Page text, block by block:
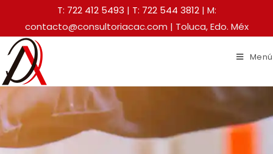
T: 722 412 5493 | T: 722 544 3812| M:
contacto@consultoriacac.com | Toluca, Edo. Méx
Menú